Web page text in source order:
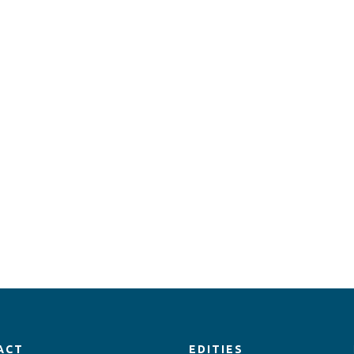
EDITIES